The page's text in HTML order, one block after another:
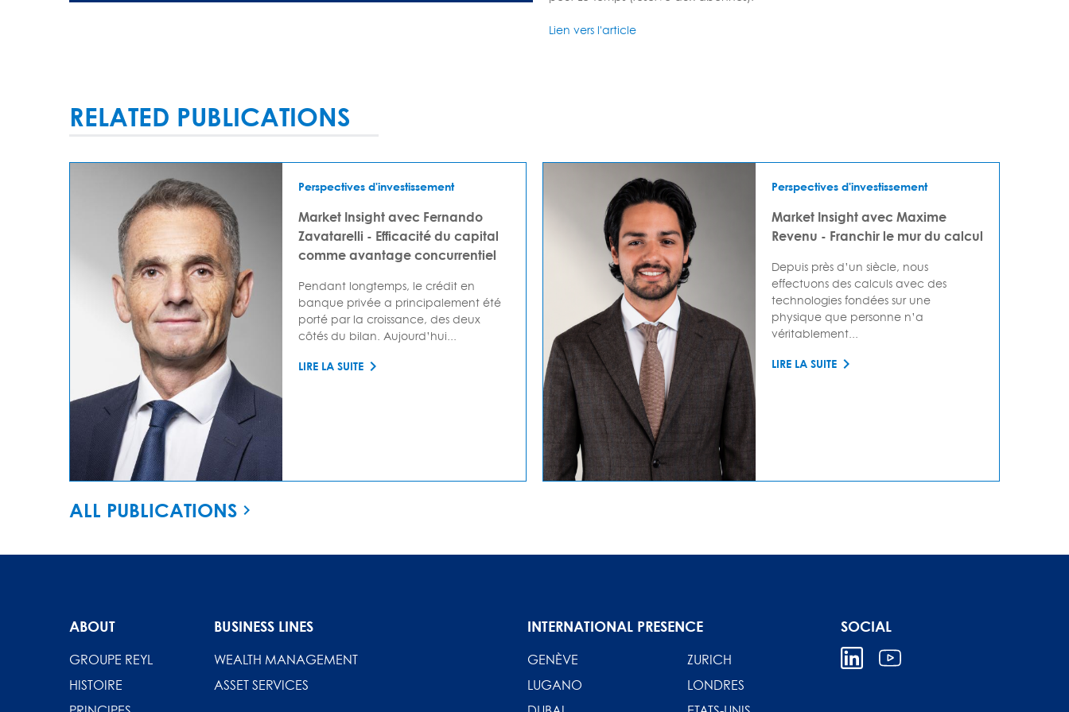
Lien vers l'article
RELATED PUBLICATIONS
Perspectives d'investissement
Market Insight avec Fernando
Zavatarelli - Efficacité du capital
comme avantage concurrentiel
Pendant longtemps, le crédit en
banque privée a principalement été
porté par la croissance, des deux
côtés du bilan. Aujourd’hui...
LIRE LA SUITE
Perspectives d'investissement
Market Insight avec Maxime
Revenu - Franchir le mur du calcul
Depuis près d’un siècle, nous
effectuons des calculs avec des
technologies fondées sur une
physique que personne n’a
véritablement...
LIRE LA SUITE
ALL PUBLICATIONS
ABOUT
GROUPE REYL
HISTOIRE
BUSINESS LINES
WEALTH MANAGEMENT
ASSET SERVICES
INTERNATIONAL PRESENCE
GENÈVE
ZURICH
LUGANO
LONDRES
SOCIAL